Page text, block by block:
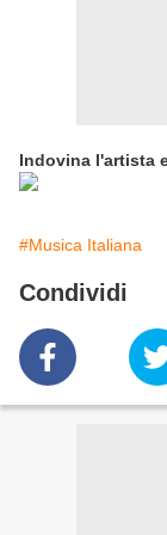
Indovina l'artista
#Musica Italiana
Condividi